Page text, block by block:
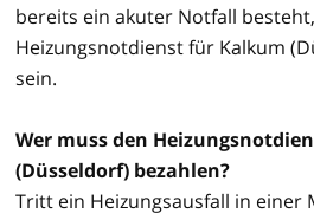
bereits ein akuter Notfall
Heizungsnotdienst für Kalkum
sein.
Wer muss den
(Düsseldorf) bezahlen?
Tritt ein Heizungsausfall in einer